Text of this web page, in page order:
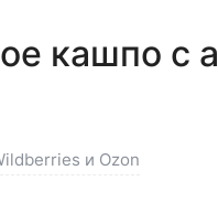
кашпо с
и Ozon